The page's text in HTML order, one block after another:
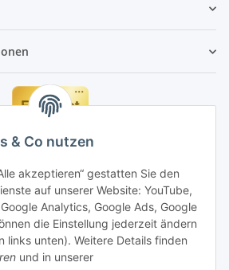
& Co nutzen
akzeptieren“ gestatten Sie den
auf unserer Website: YouTube,
Analytics, Google Ads, Google
die Einstellung jederzeit ändern
links unten). Weitere Details finden
und in unserer